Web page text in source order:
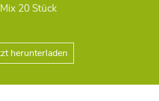
Mix 20 Stück
herunterladen